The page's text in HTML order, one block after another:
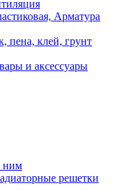
Арматура
пена, клей, грунт
и аксессуары
ним
решетки